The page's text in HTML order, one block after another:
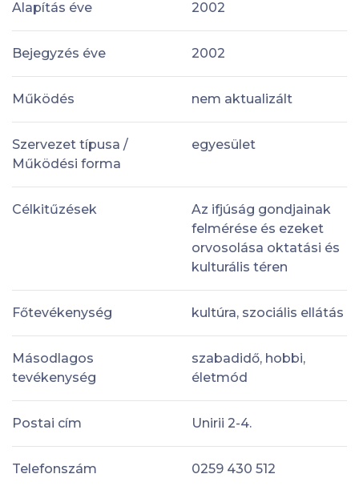
Alapítás éve 2002
Bejegyzés éve 2002
Működés nem aktualizált
Szervezet típusa /
Működési forma
egyesület
Célkitűzések
Az ifjúság gondjainak
felmérése és ezeket
orvosolása oktatási és
kulturális téren
Főtevékenység kultúra, szociális ellátás
Másodlagos
tevékenység
szabadidő, hobbi,
életmód
Postai cím Unirii 2-4.
Telefonszám 0259 430 512